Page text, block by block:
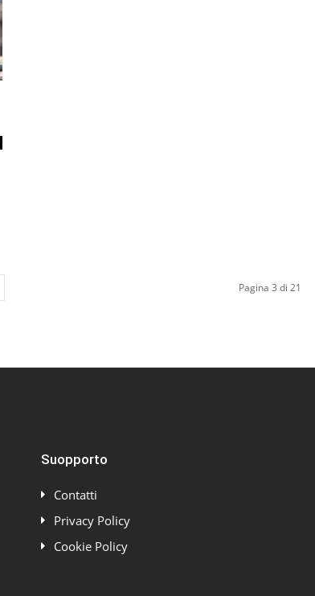
Pagina 3 di 21
Suopporto
Contatti
Privacy Policy
Cookie Policy